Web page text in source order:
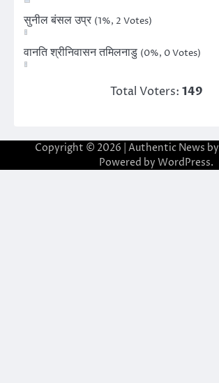
सुनील बंसल उप्र (1%, 2 Votes)
वानति श्रीनिवासन तमिलनाडु (0%, 0 Votes)
Total Voters: 149
Copyright © 2026 | Authentic News by
Powered by WordPress.